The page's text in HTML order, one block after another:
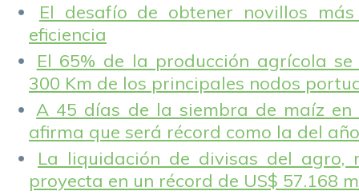
El desafío de obtener novillos
eficiencia
El 65% de la producción agrícola
300 Km de los principales nodos
A 45 días de la siembra de maíz en
afirma que será récord como la del
La liquidación de divisas del agro,
proyecta en un récord de US$ 57.168